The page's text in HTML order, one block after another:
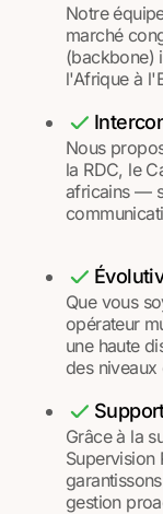
Notre
marché
(backbone)
l'Afrique à
Nous
la RDC, le
africains —
Que vous
opérateur
une haute
des niveaux
Grâce à la
Supervision
gestion